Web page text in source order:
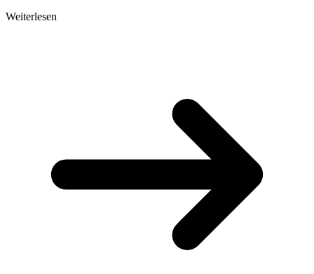
Weiterlesen